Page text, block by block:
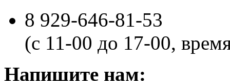
8 929-646-81-53
(с 11-00 до 17-00,
Напишите нам: